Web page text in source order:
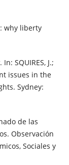
why liberty
SQUIRES, J.;
issues in the
Sydney:
de las
Observación
Sociales y